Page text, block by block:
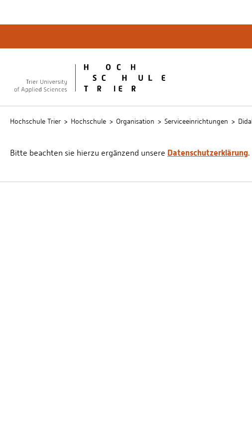
Hochschule Trier Hochschule Organisation Serviceeinrichtungen
Bitte beachten sie hierzu ergänzend unsere Datenschutzerklärung.